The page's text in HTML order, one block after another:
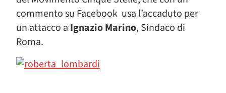
commento su Facebook usa l’accaduto per
un attacco a Ignazio Marino, Sindaco di
Roma.